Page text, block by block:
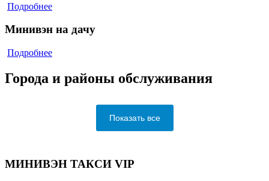
Подробнее
Минивэн на дачу
Подробнее
Города и районы обслуживания
Показать все
МИНИВЭН ТАКСИ VIP